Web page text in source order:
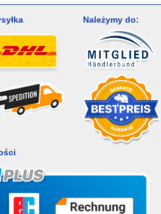
Należymy do: